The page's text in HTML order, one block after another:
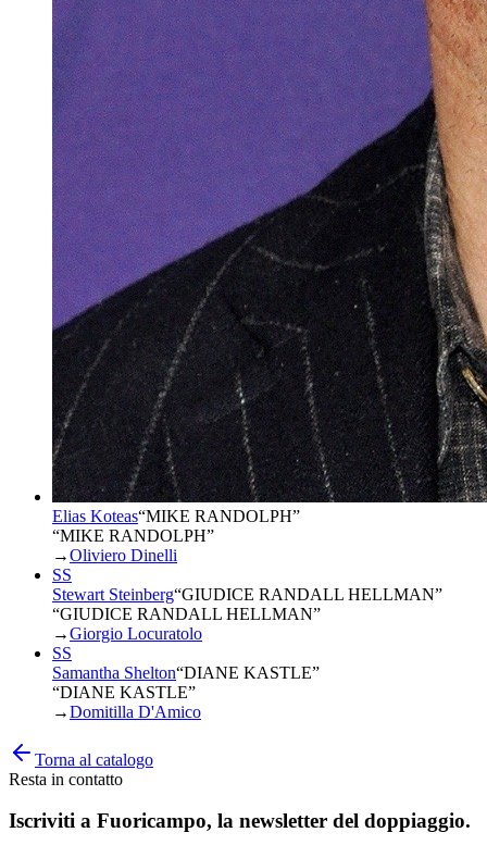
Elias Koteas“MIKE RANDOLPH”
“MIKE RANDOLPH”
→Oliviero Dinelli
SS
Stewart Steinberg“GIUDICE RANDALL HELLMAN”
“GIUDICE RANDALL HELLMAN”
→Giorgio Locuratolo
SS
Samantha Shelton“DIANE KASTLE”
“DIANE KASTLE”
→Domitilla D'Amico
Torna al catalogo
Resta in contatto
Iscriviti a Fuoricampo, la newsletter del doppiaggio.